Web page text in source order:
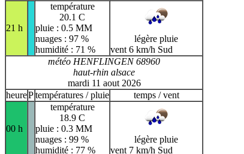
21 h
température
20.1 C
pluie : 0.5 MM
nuages : 97 %
humidité : 71 %
légère pluie
vent 6 km/h Sud
météo HENFLINGEN 68960
haut-rhin alsace
mardi 11 aout 2026
heurePtempératures / pluie temps / vent
00 h
température
18.9 C
pluie : 0.3 MM
nuages : 99 %
humidité : 77 %
légère pluie
vent 7 km/h Sud